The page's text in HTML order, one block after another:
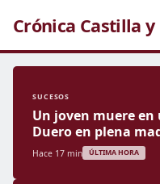
Crónica Castilla y
SUCESOS
Un joven muere
Duero en plena
Hace 17 min ÚLTIMA HORA